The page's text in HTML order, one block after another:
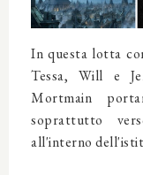
In questa lotta
Tessa, Will e
Mortmain
soprattutto
all'interno